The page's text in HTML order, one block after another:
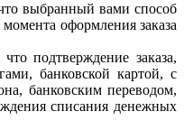
выбранный вами способ
оформления заказа
подтверждение заказа,
банковской картой, с
банковским переводом,
списания денежных